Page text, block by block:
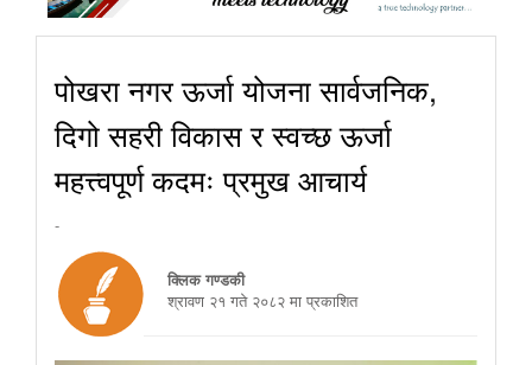
पोखरा नगर ऊर्जा योजना सार्वजनिक,
दिगो सहरी विकास र स्वच्छ ऊर्जा
महत्त्वपूर्ण कदमः प्रमुख आचार्य
-
क्लिक गण्डकी
श्रावण २१ गते २०८२ मा प्रकाशित